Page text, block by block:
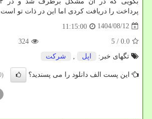
پرداخت را دریافت کردی اما این در ذات تو است.
1404/08/12
11:15:00
0.0
/ 5
324
تگهای خبر:
اپل شركت
این پست الف دانلود را می پسندید؟ (0)